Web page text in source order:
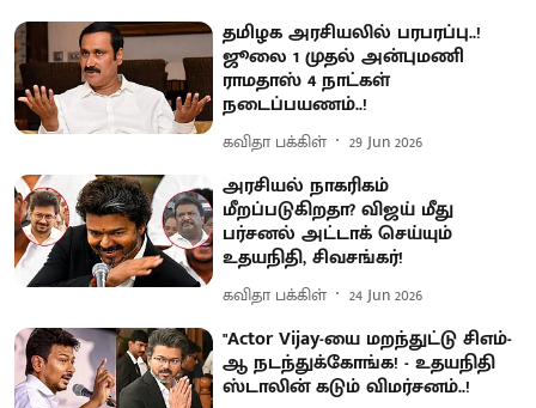
தமிழக அரசியலில் பரபரப்பு..!
ஜூலை 1 முதல் அன்புமணி
ராமதாஸ் 4 நாட்கள்
நடைப்பயணம்..!
கவிதா பக்கிள் 29 Jun 2026
அரசியல் நாகரிகம்
மீறப்படுகிறதா? விஜய் மீது
பர்சனல் அட்டாக் செய்யும்
உதயநிதி, சிவசங்கர்!
கவிதா பக்கிள் 24 Jun 2026
"Actor Vijay-யை மறந்துட்டு சிஎம்-
ஆ நடந்துக்கோங்க! - உதயநிதி
ஸ்டாலின் கடும் விமர்சனம்..!